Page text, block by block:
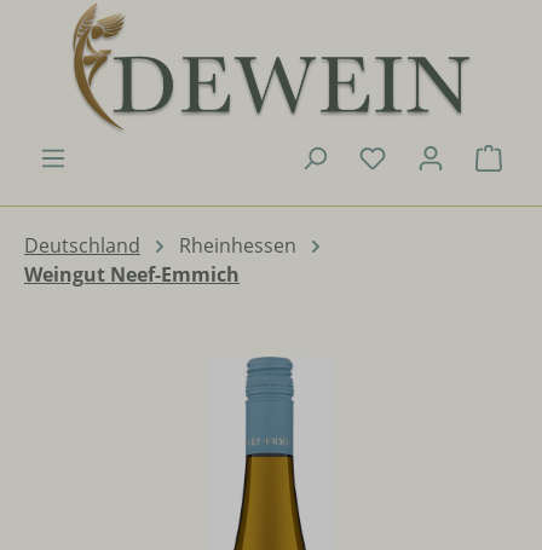
Zum Hauptinhalt springen
Du hast 0
Deutschland
Rheinhessen
Weingut Neef-Emmich